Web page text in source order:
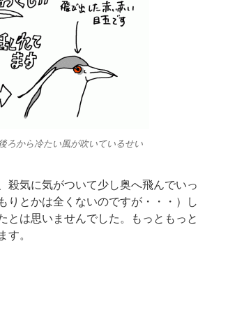
ろから冷たい風が吹いているせい
殺気に気がついて少し奥へ飛んでいっ
りとかは全くないのですが・・・）し
とは思いませんでした。もっともっと
す。